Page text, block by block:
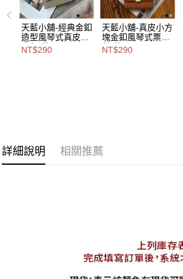
天藍小舖-經典金釦
造型風琴式真皮票
卡包-共4
色-$290【A09091
NT$290
天藍小舖-真皮小方
塊金釦風琴式票卡
包-共3
色-$290【A09090
NT$290
詳細說明 相關推薦